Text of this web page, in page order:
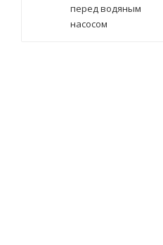
перед водяным
насосом